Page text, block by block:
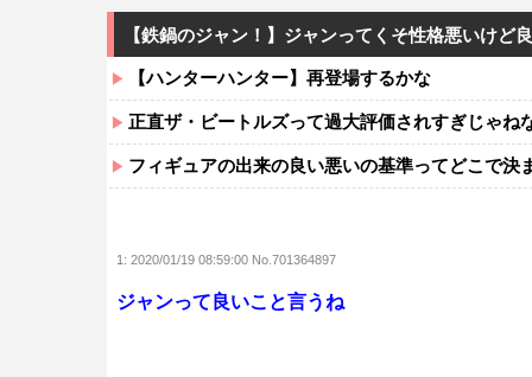
【鉄鍋のジャン！】ジャンってくそ性格悪いけど
【ハンターハンター】再登場するかな
正直ザ・ビートルズって過大評価されすぎじゃね
フィギュアの出来の良い悪いの基準ってどこで決
1: 2020/01/19 08:59:00 No.701364897
ジャンって良いこと言うね